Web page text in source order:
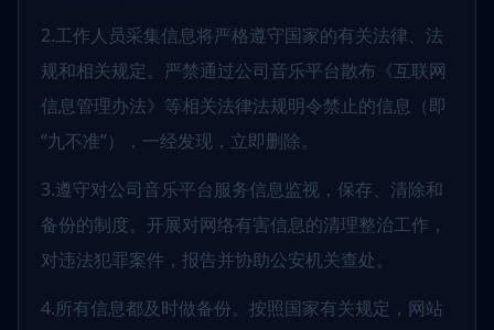
2.工作人员采集信息将严格遵守国家的有关法律、法
规和相关规定。严禁通过公司音乐平台散布《互联网
信息管理办法》等相关法律法规明令禁止的信息（即
“九不准”），一经发现，立即删除。
3.遵守对公司音乐平台服务信息监视，保存、清除和
备份的制度。开展对网络有害信息的清理整治工作，
对违法犯罪案件，报告并协助公安机关查处。
4.所有信息都及时做备份。按照国家有关规定，网站